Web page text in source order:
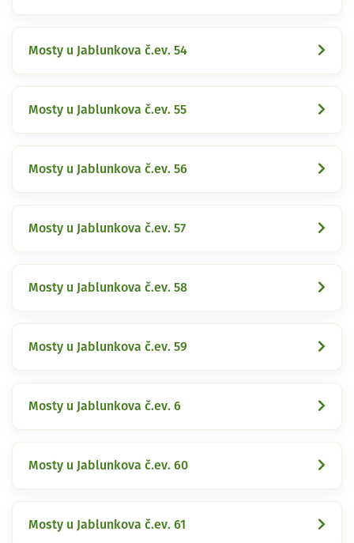
Mosty u Jablunkova č.ev. 54
Mosty u Jablunkova č.ev. 55
Mosty u Jablunkova č.ev. 56
Mosty u Jablunkova č.ev. 57
Mosty u Jablunkova č.ev. 58
Mosty u Jablunkova č.ev. 59
Mosty u Jablunkova č.ev. 6
Mosty u Jablunkova č.ev. 60
Mosty u Jablunkova č.ev. 61